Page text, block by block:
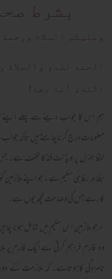
بشرط
وعلیکم السلام
الحمد لله، والصلاة
الله، أما بعد!
ہم اس کا جواب دینے سے پہلے اپنے
معلومات درج کرناچاہتے ہیں تاکہ
لفظ جنرل پراویڈنٹ فنڈ کا مخفف ہے۔
بظاہر رفاہی سکیم ہے۔ جو اپنے
کار ہے جس کی وضاحت کچھ یوں ہے۔
٭ جو ملازمین اس سکیم میں شامل ہونا
وہ فارم فراہم کرتی ہے ایک فارم
نامزدگی کاہوتاہے۔ کہ ملازمت کے